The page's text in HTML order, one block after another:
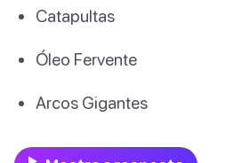
Catapultas
Óleo Fervente
Arcos Gigantes